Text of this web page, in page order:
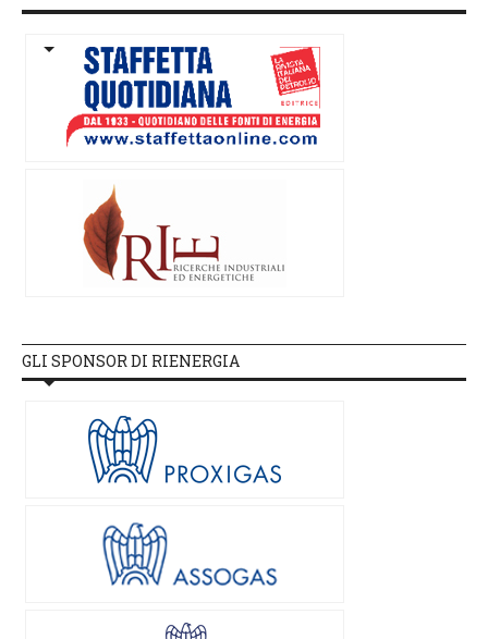
GLI SPONSOR DI RIENERGIA